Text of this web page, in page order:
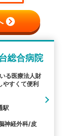
総合病院
る医療法人財
やすくて便利
駅
神経外科/皮